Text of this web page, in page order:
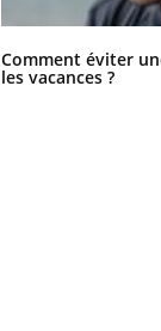
Comment éviter
les vacances ?